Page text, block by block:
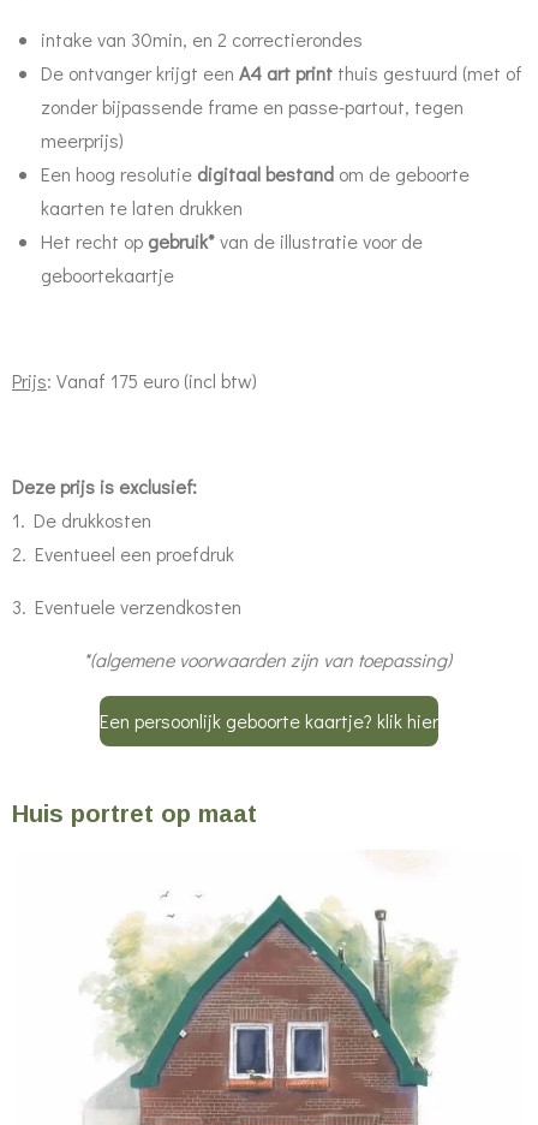
intake van 30min, en 2 correctierondes
De ontvanger krijgt een A4 art print thuis gestuurd (met of
zonder bijpassende frame en passe-partout, tegen
meerprijs)
Een hoog resolutie digitaal bestand om de geboorte
kaarten te laten drukken
Het recht op gebruik*van de illustratie voor de
geboortekaartje
Prijs: Vanaf 175 euro (incl btw)
Deze prijs is exclusief:
1. De drukkosten
2. Eventueel een proefdruk
3. Eventuele verzendkosten
*(algemene voorwaarden zijn van toepassing)
Een persoonlijk geboorte kaartje? klik hier
Huis portret op maat